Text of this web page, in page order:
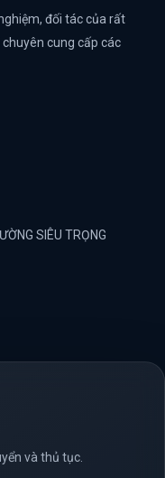
đối tác của rất
cung cấp các
SIÊU TRỌNG
và thủ tục.